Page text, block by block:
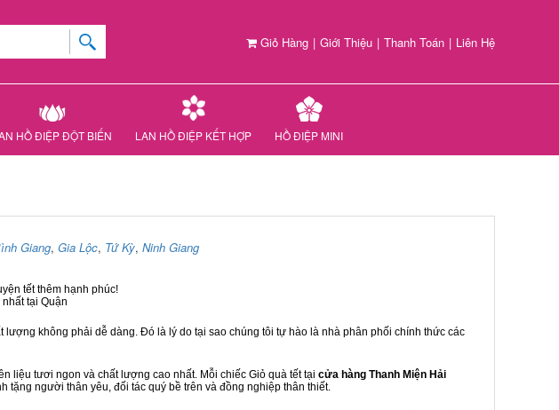
Giỏ Hàng | Giới Thiệu | Thanh Toán | Liên Hệ
HỒ ĐIỆP ĐỘT BIẾN LAN HỒ ĐIỆP KẾT HỢP HỒ ĐIỆP MINI
Giang, Gia Lộc, Tứ Kỳ, Ninh Giang
tết thêm hạnh phúc!
tại Quận
không phải dễ dàng. Đó là lý do tại sao chúng tôi tự hào là nhà phân phối chính thức các
liệu tươi ngon và chất lượng cao nhất. Mỗi chiếc Giỏ quà tết tại cửa hàng Thanh Miện Hải
tặng người thân yêu, đối tác quý bề trên và đồng nghiệp thân thiết.